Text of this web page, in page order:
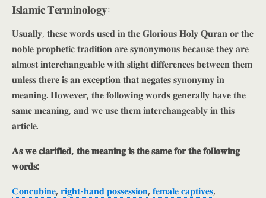
𝐈𝐬𝐥𝐚𝐦𝐢𝐜 𝐓𝐞𝐫𝐦𝐢𝐧𝐨𝐥𝐨𝐠𝐲:
𝐔𝐬𝐮𝐚𝐥𝐥𝐲, 𝐭𝐡𝐞𝐬𝐞 𝐰𝐨𝐫𝐝𝐬 𝐮𝐬𝐞𝐝 𝐢𝐧 𝐭𝐡𝐞 𝐆𝐥𝐨𝐫𝐢𝐨𝐮𝐬 𝐇𝐨𝐥𝐲 𝐐𝐮𝐫𝐚𝐧 𝐨𝐫 𝐭𝐡𝐞
𝐧𝐨𝐛𝐥𝐞 𝐩𝐫𝐨𝐩𝐡𝐞𝐭𝐢𝐜 𝐭𝐫𝐚𝐝𝐢𝐭𝐢𝐨𝐧 𝐚𝐫𝐞 𝐬𝐲𝐧𝐨𝐧𝐲𝐦𝐨𝐮𝐬 𝐛𝐞𝐜𝐚𝐮𝐬𝐞 𝐭𝐡𝐞𝐲 𝐚𝐫𝐞
𝐚𝐥𝐦𝐨𝐬𝐭 𝐢𝐧𝐭𝐞𝐫𝐜𝐡𝐚𝐧𝐠𝐞𝐚𝐛𝐥𝐞 𝐰𝐢𝐭𝐡 𝐬𝐥𝐢𝐠𝐡𝐭 𝐝𝐢𝐟𝐟𝐞𝐫𝐞𝐧𝐜𝐞𝐬 𝐛𝐞𝐭𝐰𝐞𝐞𝐧 𝐭𝐡𝐞𝐦
𝐮𝐧𝐥𝐞𝐬𝐬 𝐭𝐡𝐞𝐫𝐞 𝐢𝐬 𝐚𝐧 𝐞𝐱𝐜𝐞𝐩𝐭𝐢𝐨𝐧 𝐭𝐡𝐚𝐭 𝐧𝐞𝐠𝐚𝐭𝐞𝐬 𝐬𝐲𝐧𝐨𝐧𝐲𝐦𝐲 𝐢𝐧
𝐦𝐞𝐚𝐧𝐢𝐧𝐠. 𝐇𝐨𝐰𝐞𝐯𝐞𝐫, 𝐭𝐡𝐞 𝐟𝐨𝐥𝐥𝐨𝐰𝐢𝐧𝐠 𝐰𝐨𝐫𝐝𝐬 𝐠𝐞𝐧𝐞𝐫𝐚𝐥𝐥𝐲 𝐡𝐚𝐯𝐞 𝐭𝐡𝐞
𝐬𝐚𝐦𝐞 𝐦𝐞𝐚𝐧𝐢𝐧𝐠, 𝐚𝐧𝐝 𝐰𝐞 𝐮𝐬𝐞 𝐭𝐡𝐞𝐦 𝐢𝐧𝐭𝐞𝐫𝐜𝐡𝐚𝐧𝐠𝐞𝐚𝐛𝐥𝐲 𝐢𝐧 𝐭𝐡𝐢𝐬
𝐚𝐫𝐭𝐢𝐜𝐥𝐞.
𝐀𝐬 𝐰𝐞 𝐜𝐥𝐚𝐫𝐢𝐟𝐢𝐞𝐝, 𝐭𝐡𝐞 𝐦𝐞𝐚𝐧𝐢𝐧𝐠 𝐢𝐬 𝐭𝐡𝐞 𝐬𝐚𝐦𝐞 𝐟𝐨𝐫 𝐭𝐡𝐞 𝐟𝐨𝐥𝐥𝐨𝐰𝐢𝐧𝐠
𝐰𝐨𝐫𝐝𝐬:
𝐂𝐨𝐧𝐜𝐮𝐛𝐢𝐧𝐞, 𝐫𝐢𝐠𝐡𝐭-𝐡𝐚𝐧𝐝 𝐩𝐨𝐬𝐬𝐞𝐬𝐬𝐢𝐨𝐧, 𝐟𝐞𝐦𝐚𝐥𝐞 𝐜𝐚𝐩𝐭𝐢𝐯𝐞𝐬,